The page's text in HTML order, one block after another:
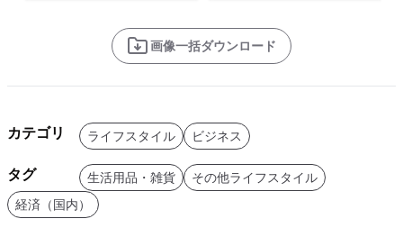
画像一括ダウンロード
カテゴリ ライフスタイル ビジネス
タグ 生活用品・雑貨
その他ライフスタイル
経済（国内）